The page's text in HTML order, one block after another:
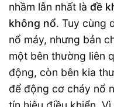
nhầm lẫn nhất là đề
không nổ. Tuy cùng
nổ máy, nhưng bản
một bên thường liên
động, còn bên kia
để động cơ cháy nổ